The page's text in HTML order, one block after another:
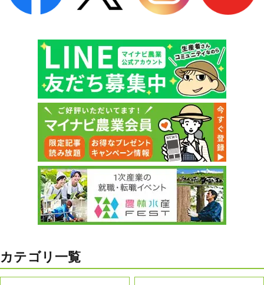
カテゴリ一覧